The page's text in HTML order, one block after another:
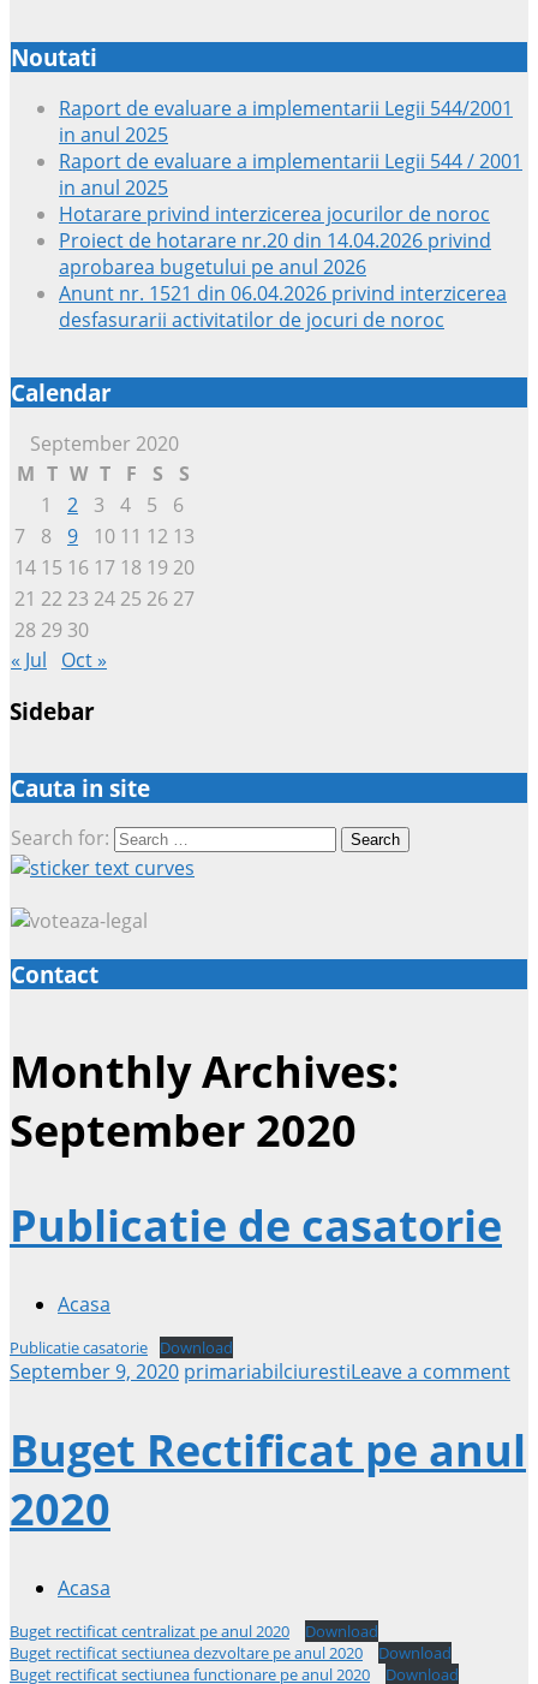
Noutati
Raport de evaluare a implementarii Legii 544/2001
in anul 2025
Raport de evaluare a implementarii Legii 544 / 2001
in anul 2025
Hotarare privind interzicerea jocurilor de noroc
Proiect de hotarare nr.20 din 14.04.2026 privind
aprobarea bugetului pe anul 2026
Anunt nr. 1521 din 06.04.2026 privind interzicerea
desfasurarii activitatilor de jocuri de noroc
Calendar
September 2020
M T W T F S
S
1
2 3 4 5
6
7
8 9 10 11 12 13
14 15 16 17 18 19 20
21 22 23 24 25 26 27
28 29 30
« Jul
Oct »
Sidebar
Cauta in site
Search for:
Contact
Monthly Archives:
September 2020
Publicatie de casatorie
Acasa
Publicatie casatorie Download
September 9, 2020 primariabilciurestiLeave a comment
Buget Rectificat pe anul
2020
Acasa
Buget rectificat centralizat pe anul 2020
Download
Buget rectificat sectiunea dezvoltare pe anul 2020
Download
Buget rectificat sectiunea functionare pe anul 2020
Download